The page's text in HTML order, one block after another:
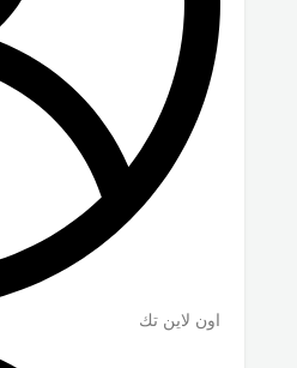
اون لاين تك